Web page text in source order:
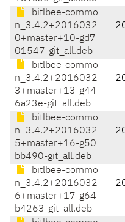
bitlbee-commo
n_3.4.2+2016032
0+master+10-gd7
01547-git_all.deb
bitlbee-commo
n_3.4.2+2016032
3+master+13-g44
6a23e-git_all.deb
bitlbee-commo
n_3.4.2+2016032
5+master+16-g50
bb490-git_all.deb
bitlbee-commo
n_3.4.2+2016032
6+master+17-g64
b4263-git_all.deb